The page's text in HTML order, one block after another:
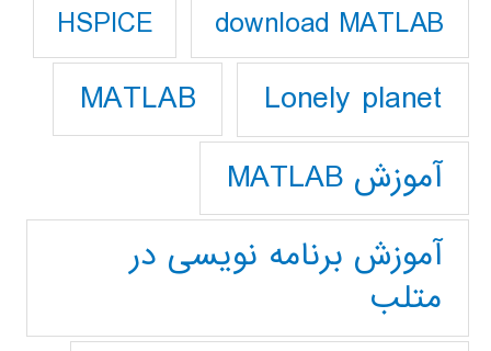
download MATLAB
HSPICE
Lonely planet
MATLAB
آموزش MATLAB
آموزش برنامه نویسی در
متلب